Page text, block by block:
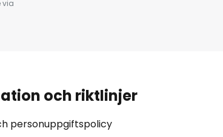
via
och riktlinjer
personuppgiftspolicy